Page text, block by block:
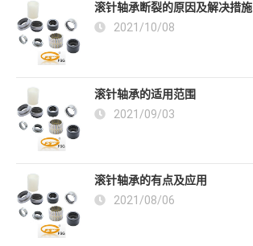
滚针轴承断裂的原因及解决措施
2021/10/08
滚针轴承的适用范围
2021/09/03
滚针轴承的有点及应用
2021/08/06